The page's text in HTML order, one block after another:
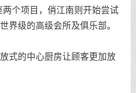
个项目，俏江南则开始尝试
界级的高级会所及俱乐部。
式的中心厨房让顾客更加放